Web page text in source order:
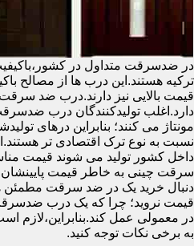
در ضدسرقت متداول در
ترکیه هستند.این درب ها از مصالح
قیمت بالایی نیز دارند.درب ضد سرقت
دارد.اغلب تولیدکنندگان درب
مونتاژ می کنند؛ بنابراین درهای
نسبت به نوع ترک اقتصادی تر
داخل کشور تولید می شوند قیمت
سرقت چینی به خاطر قیمت پایینشان
دنبال خرید یک در ضد سرقت مطمئن
قیمت نروید؛ چرا که یک درب
در معمولی عمل
به برخی نکات توجه کنید.